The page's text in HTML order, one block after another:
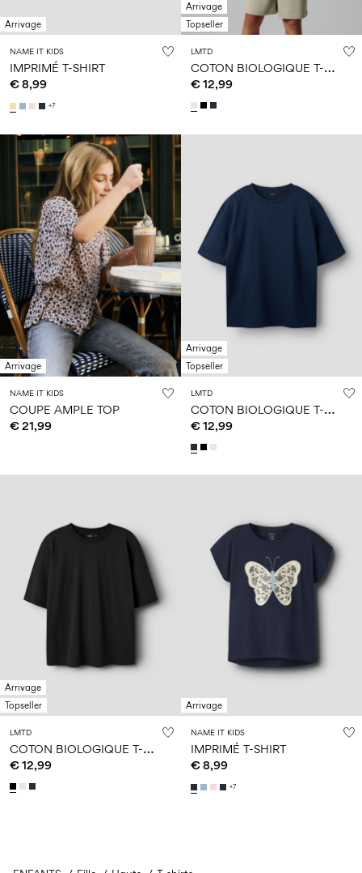
Arrivage
NAME IT KIDS
IMPRIMÉ T-SHIRT
€ 8,99
+7
Arrivage
Topseller
LMTD
C
OTON BIOLOGIQUE T-SHIRT
€ 12,99
Arrivage
NAME IT KIDS
COUPE AMPLE TOP
€ 21,99
Arrivage
Topseller
LMTD
C
OTON BIOLOGIQUE T-SHIRT
€ 12,99
Arrivage
Topseller
LMTD
C
OTON BIOLOGIQUE T-SHIRT
€ 12,99
Arrivage
NAME IT KIDS
IMPRIMÉ T-SHIRT
€ 8,99
+7